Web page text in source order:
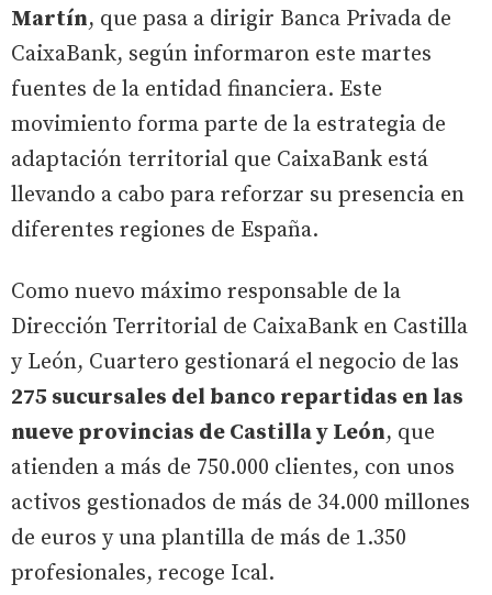
Martín, que pasa a dirigir Banca Privada de
CaixaBank, según informaron este martes
fuentes de la entidad financiera. Este
movimiento forma parte de la estrategia de
adaptación territorial que CaixaBank está
llevando a cabo para reforzar su presencia en
diferentes regiones de España.
Como nuevo máximo responsable de la
Dirección Territorial de CaixaBank en Castilla
y León, Cuartero gestionará el negocio de las
275 sucursales del banco repartidas en las
nueve provincias de Castilla y León, que
atienden a más de 750.000 clientes, con unos
activos gestionados de más de 34.000 millones
de euros y una plantilla de más de 1.350
profesionales, recoge Ical.